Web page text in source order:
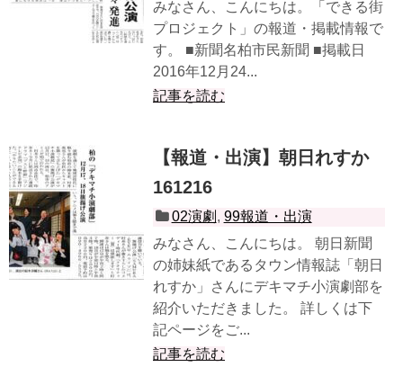
みなさん、こんにちは。「できる街
プロジェクト」の報道・掲載情報で
す。 ■新聞名柏市民新聞 ■掲載日
2016年12月24...
記事を読む
【報道・出演】朝日れすか
161216
02演劇 , 99報道・出演
みなさん、こんにちは。 朝日新聞
の姉妹紙であるタウン情報誌「朝日
れすか」さんにデキマチ小演劇部を
紹介いただきました。 詳しくは下
記ページをご...
記事を読む